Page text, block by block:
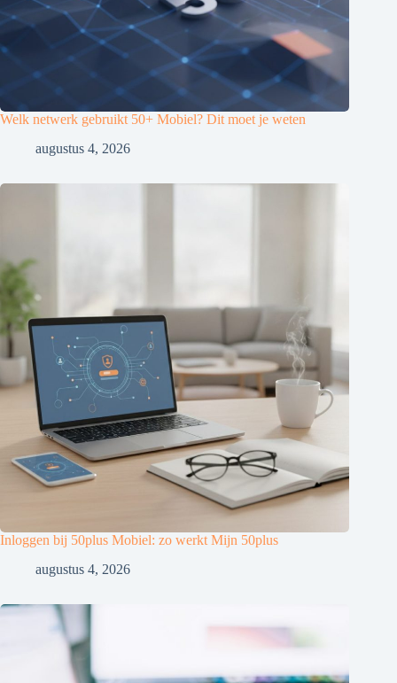
Welk netwerk gebruikt 50+ Mobiel? Dit moet je weten
augustus 4, 2026
Inloggen bij 50plus Mobiel: zo werkt Mijn 50plus
augustus 4, 2026